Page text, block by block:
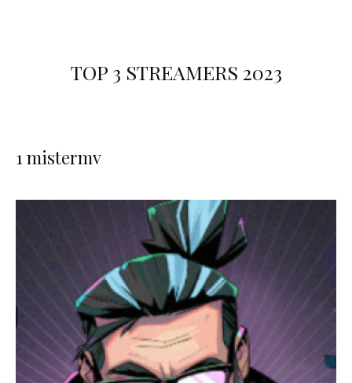
TOP 3 STREAMERS 2023
1 mistermv